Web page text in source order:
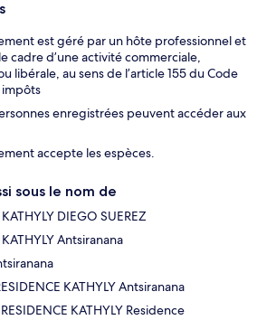
est géré par un hôte professionnel et
cadre d’une activité commerciale,
libérale, au sens de l’article 155 du Code
enregistrées peuvent accéder aux
accepte les espèces.
sous le nom de
DIEGO SUEREZ
KATHYLY Antsiranana
KATHYLY Antsiranana
KATHYLY Residence